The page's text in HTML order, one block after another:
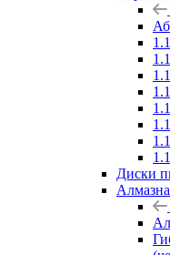
Диски